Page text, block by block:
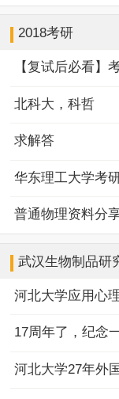
2018考研
【复试后必看】
北科大，科哲
求解答
华东理工大学考
普通物理资料分
武汉生物制品研
河北大学应用心
17周年了，纪念